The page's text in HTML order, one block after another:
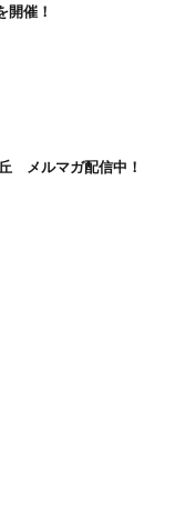
開催！
メルマガ配信中！